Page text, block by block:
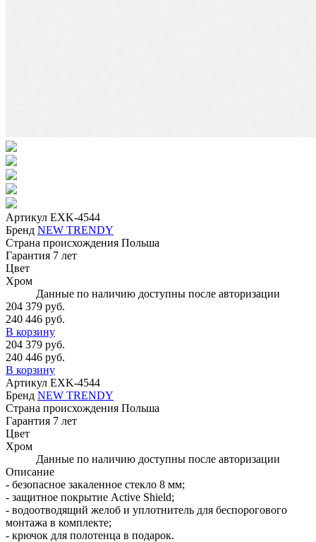
Артикул EXK-4544
Бренд NEW TRENDY
Страна происхождения Польша
Гарантия 7 лет
Цвет
Хром
Данные по наличию доступны после авторизации
204 379 руб.
240 446 руб.
В корзину
204 379 руб.
240 446 руб.
В корзину
Артикул EXK-4544
Бренд NEW TRENDY
Страна происхождения Польша
Гарантия 7 лет
Цвет
Хром
Данные по наличию доступны после авторизации
Описание
- безопасное закаленное стекло 8 мм;
- защитное покрытие Active Shield;
- водоотводящий желоб и уплотнитель для беспорогового
монтажа в комплекте;
- крючок для полотенца в подарок.